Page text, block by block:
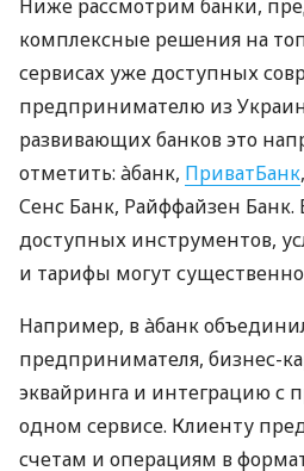
Ниже рассмотрим банки,
комплексные решения на
сервисах уже доступных
предпринимателю из
развивающих банков это
отметить: àбанк, ПриватБанк
Сенс Банк, Райффайзен
доступных инструментов,
и тарифы могут существенно
Например, в àбанк
предпринимателя, бизнес-
эквайринга и интеграцию с
одном сервисе. Клиенту
счетам и операциям в